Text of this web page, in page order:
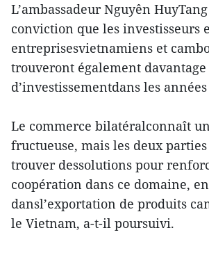
L’ambassadeur Nguyên
conviction que les investisseurs
entreprisesvietnamiens et
trouveront également
d’investissementdans les
Le commerce bilatéralconnaît
fructueuse, mais les deux
trouver dessolutions pour
coopération dans ce domaine,
dansl’exportation de produits
le Vietnam, a-t-il poursuivi.